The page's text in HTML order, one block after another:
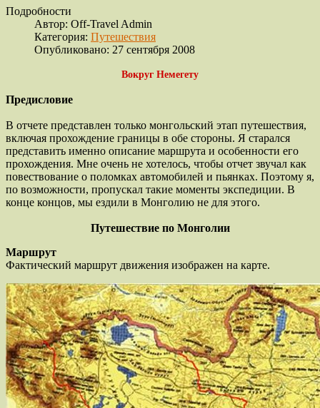
Подробности
Автор: Off-Travel Admin
Категория: Путешествия
Опубликовано: 27 сентября 2008
Вокруг Немегету
Предисловие
В отчете представлен только монгольский этап путешествия,
включая прохождение границы в обе стороны. Я старался
представить именно описание маршрута и особенности его
прохождения. Мне очень не хотелось, чтобы отчет звучал как
повествование о поломках автомобилей и пьянках. Поэтому я,
по возможности, пропускал такие моменты экспедиции. В
конце концов, мы ездили в Монголию не для этого.
Путешествие по Монголии
Маршрут
Фактический маршрут движения изображен на карте.